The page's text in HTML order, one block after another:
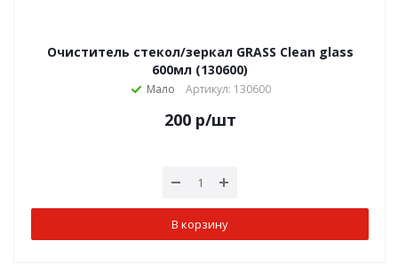
Очиститель стекол/зеркал GRASS Clean glass
600мл (130600)
Мало Артикул: 130600
200р/шт
В корзину